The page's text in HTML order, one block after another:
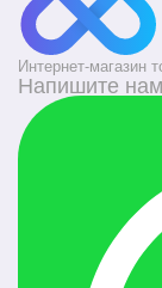
Интернет-магазин
Напишите